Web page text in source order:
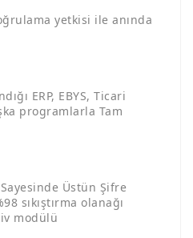
yetkisi ile anında
ERP, EBYS, Ticari
programlarla Tam
Sayesinde Üstün Şifre
sıkıştırma olanağı
modülü